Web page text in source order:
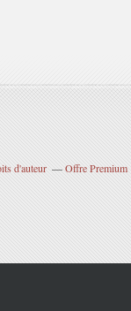
d'auteur Offre Premium